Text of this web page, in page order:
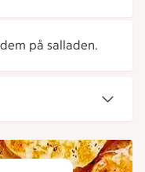
på salladen.